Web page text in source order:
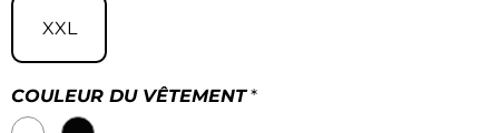
XXL
COULEUR DU VÊTEMENT *